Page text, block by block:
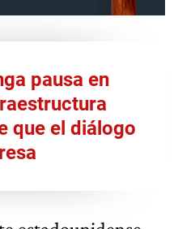
pausa en
que el diálogo